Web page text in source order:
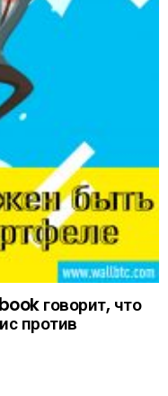
говорит, что
против